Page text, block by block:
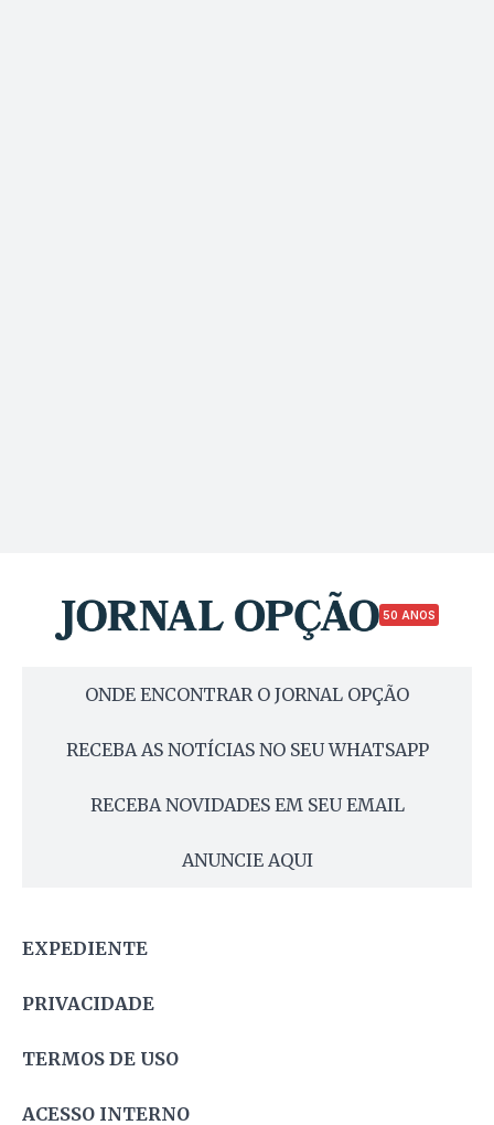
50 ANOS
ONDE ENCONTRAR O JORNAL OPÇÃO
RECEBA AS NOTÍCIAS NO SEU WHATSAPP
RECEBA NOVIDADES EM SEU EMAIL
ANUNCIE AQUI
EXPEDIENTE
PRIVACIDADE
TERMOS DE USO
ACESSO INTERNO